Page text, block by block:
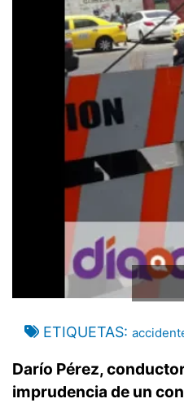
ETIQUETAS
Darío Pérez,
imprudencia de un